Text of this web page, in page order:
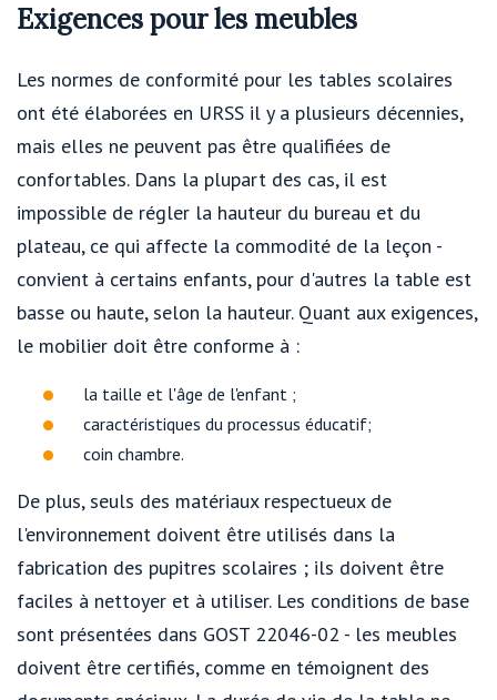
Exigences pour les meubles
Les normes de conformité pour les tables scolaires
ont été élaborées en URSS il y a plusieurs décennies,
mais elles ne peuvent pas être qualifiées de
confortables. Dans la plupart des cas, il est
impossible de régler la hauteur du bureau et du
plateau, ce qui affecte la commodité de la leçon -
convient à certains enfants, pour d'autres la table est
basse ou haute, selon la hauteur. Quant aux exigences,
le mobilier doit être conforme à :
la taille et l'âge de l'enfant ;
caractéristiques du processus éducatif;
coin chambre.
De plus, seuls des matériaux respectueux de
l'environnement doivent être utilisés dans la
fabrication des pupitres scolaires ; ils doivent être
faciles à nettoyer et à utiliser. Les conditions de base
sont présentées dans GOST 22046-02 - les meubles
doivent être certifiés, comme en témoignent des